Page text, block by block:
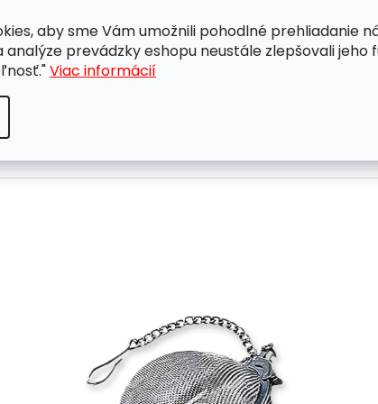
aby sme Vám umožnili pohodlné prehliadanie
analýze prevádzky eshopu neustále zlepšovali jeho
Viac informácií
OBCHODNÉ PODMIENKY OCHRANA